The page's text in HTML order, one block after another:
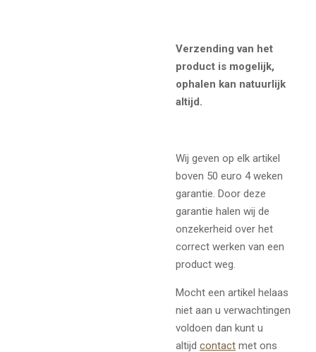
Verzending van het
product is mogelijk,
ophalen kan natuurlijk
altijd.
Wij geven op elk artikel
boven 50 euro 4 weken
garantie. Door deze
garantie halen wij de
onzekerheid over het
correct werken van een
product weg.
Mocht een artikel helaas
niet aan u verwachtingen
voldoen dan kunt u
altijd contact met ons